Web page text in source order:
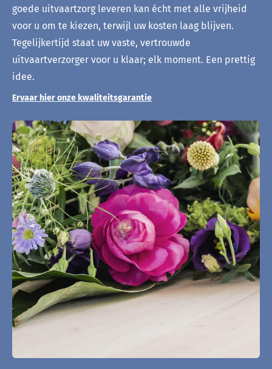
goede uitvaartzorg leveren kan écht met alle vrijheid
voor u om te kiezen, terwijl uw kosten laag blijven.
Tegelijkertijd staat uw vaste, vertrouwde
uitvaartverzorger voor u klaar; elk moment. Een prettig
idee.
Ervaar hier onze kwaliteitsgarantie